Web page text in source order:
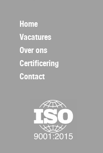
Home
Vacatures
Over ons
Certificering
Contact